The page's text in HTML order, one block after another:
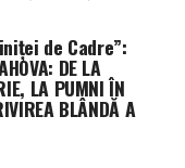
de Cadre”:
DE LA
LA PUMNI ÎN
BLÂNDĂ A